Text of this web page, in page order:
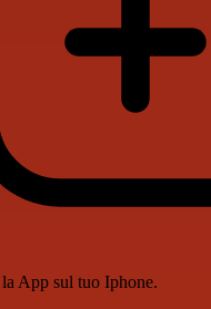
App sul tuo Iphone.